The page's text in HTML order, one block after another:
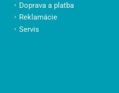
Doprava a platba
Reklamácie
Servis